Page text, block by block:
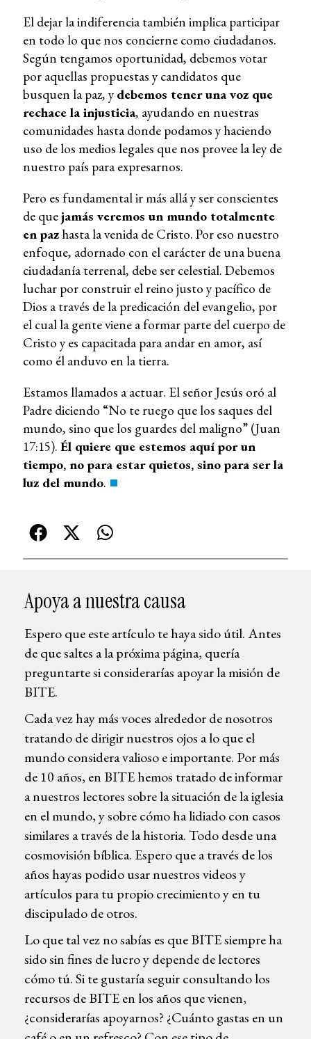
El dejar la indiferencia también implica participar
en todo lo que nos concierne como ciudadanos.
Según tengamos oportunidad, debemos votar
por aquellas propuestas y candidatos que
busquen la paz, y debemos tener una voz que
rechace la injusticia, ayudando en nuestras
comunidades hasta donde podamos y haciendo
uso de los medios legales que nos provee la ley de
nuestro país para expresarnos.
Pero es fundamental ir más allá y ser conscientes
de quejamás veremos un mundo totalmente
en pazhasta la venida de Cristo. Por eso nuestro
enfoque, adornado con el carácter de una buena
ciudadanía terrenal, debe ser celestial. Debemos
luchar por construir el reino justo y pacífico de
Dios a través de la predicación del evangelio, por
el cual la gente viene a formar parte del cuerpo de
Cristo y es capacitada para andar en amor, así
como él anduvo en la tierra.
Estamos llamados a actuar. El señor Jesús oró al
Padre diciendo “No te ruego que los saques del
mundo, sino que los guardes del maligno” (Juan
17:15). Él quiere que estemos aquí por un
tiempo, no para estar quietos, sino para ser la
luz del mundo.
Apoya a nuestra causa
Espero que este artículo te haya sido útil. Antes
de que saltes a la próxima página, quería
preguntarte si considerarías apoyar la misión de
BITE.
Cada vez hay más voces alrededor de nosotros
tratando de dirigir nuestros ojos a lo que el
mundo considera valioso e importante. Por más
de 10 años, en BITE hemos tratado de informar
a nuestros lectores sobre la situación de la iglesia
en el mundo, y sobre cómo ha lidiado con casos
similares a través de la historia. Todo desde una
cosmovisión bíblica. Espero que a través de los
años hayas podido usar nuestros videos y
artículos para tu propio crecimiento y en tu
discipulado de otros.
Lo que tal vez no sabías es que BITE siempre ha
sido sin fines de lucro y depende de lectores
cómo tú. Si te gustaría seguir consultando los
recursos de BITE en los años que vienen,
¿considerarías apoyarnos? ¿Cuánto gastas en un